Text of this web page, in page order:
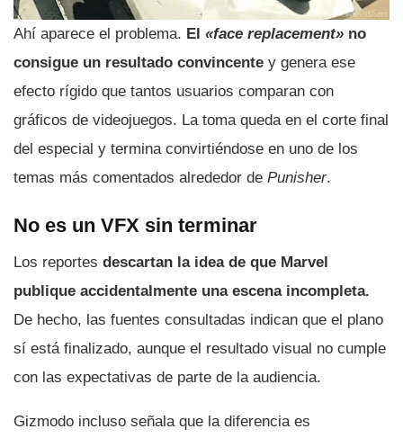
Ahí aparece el problema. El «face replacement» no
consigue un resultado convincente y genera ese
efecto rígido que tantos usuarios comparan con
gráficos de videojuegos. La toma queda en el corte final
del especial y termina convirtiéndose en uno de los
temas más comentados alrededor de Punisher.
No es un VFX sin terminar
Los reportes descartan la idea de que Marvel
publique accidentalmente una escena incompleta.
De hecho, las fuentes consultadas indican que el plano
sí está finalizado, aunque el resultado visual no cumple
con las expectativas de parte de la audiencia.
Gizmodo incluso señala que la diferencia es